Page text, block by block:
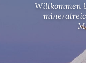
Willkommen
Willkommen
Willkommen